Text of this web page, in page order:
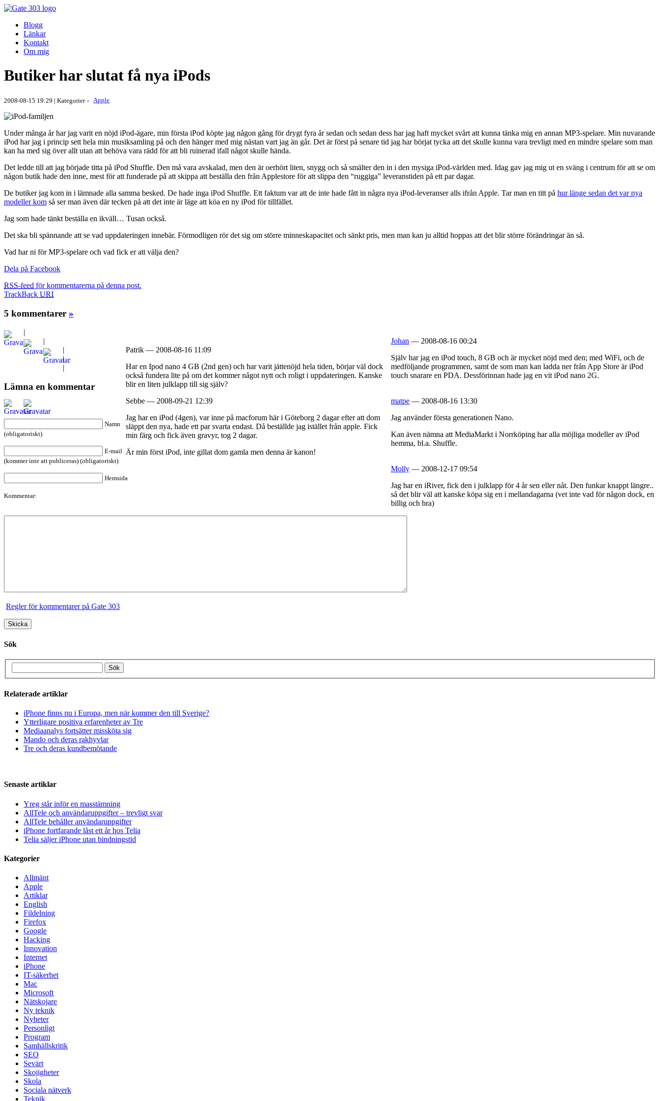
Blogg
Länkar
Kontakt
Om mig
Butiker har slutat få nya iPods
2008-08-15 19:29 | Kategorier» Apple
Under många år har jag varit en nöjd iPod-ägare, min första iPod köpte jag någon gång för drygt fyra år sedan och sedan dess har jag haft mycket svårt att kunna tänka mig en annan MP3-spelare. Min nuvarande
iPod har jag i princip sett hela min musiksamling på och den hänger med mig nästan vart jag än går. Det är först på senare tid jag har börjat tycka att det skulle kunna vara trevligt med en mindre spelare som man
kan ha med sig över allt utan att behöva vara rädd för att bli ruinerad ifall något skulle hända.
Det ledde till att jag började titta på iPod Shuffle. Den må vara avskalad, men den är oerhört liten, snygg och så smälter den in i den mysiga iPod-världen med. Idag gav jag mig ut en sväng i centrum för att se om
någon butik hade den inne, mest för att funderade på att skippa att beställa den från Applestore för att slippa den “ruggiga” leveranstiden på ett par dagar.
De butiker jag kom in i lämnade alla samma besked. De hade inga iPod Shuffle. Ett faktum var att de inte hade fått in några nya iPod-leveranser alls ifrån Apple. Tar man en titt på hur länge sedan det var nya
modeller kom så ser man även där tecken på att det inte är läge att köa en ny iPod för tillfället.
Jag som hade tänkt beställa en ikväll… Tusan också.
Det ska bli spännande att se vad uppdateringen innebär. Förmodligen rör det sig om större minneskapacitet och sänkt pris, men man kan ju alltid hoppas att det blir större förändringar än så.
Vad har ni för MP3-spelare och vad fick er att välja den?
Dela på Facebook
RSS-feed för kommentarerna på denna post.
TrackBack URI
5 kommentarer »
|
Johan — 2008-08-16 00:24
Själv har jag en iPod touch, 8 GB och är mycket nöjd med den; med WiFi, och de
medföljande programmen, samt de som man kan ladda ner från App Store är iPod
touch snarare en PDA. Dessförinnan hade jag en vit iPod nano 2G.
|
Patrik — 2008-08-16 11:09
Har en Ipod nano 4 GB (2nd gen) och har varit jättenöjd hela tiden, börjar väl dock
också fundera lite på om det kommer något nytt och roligt i uppdateringen. Kanske
blir en liten julklapp till sig själv?
|
matpe — 2008-08-16 13:30
Jag använder första generationen Nano.
Kan även nämna att MediaMarkt i Norrköping har alla möjliga modeller av iPod
hemma, bl.a. Shuffle.
|
Sebbe — 2008-09-21 12:39
Jag har en iPod (4gen), var inne på macforum här i Göteborg 2 dagar efter att dom
släppt den nya, hade ett par svarta endast. Då beställde jag istället från apple. Fick
min färg och fick även gravyr, tog 2 dagar.
Är min först iPod, inte gillat dom gamla men denna är kanon!
|
Molly — 2008-12-17 09:54
Jag har en iRiver, fick den i julklapp för 4 år sen eller nåt. Den funkar knappt längre..
så det blir väl att kanske köpa sig en i mellandagarna (vet inte vad för någon dock, en
billig och bra)
Lämna en kommentar
Namn
(obligatoriskt)
E-mail
(kommer inte att publiceras) (obligatoriskt)
Hemsida
Kommentar:
Regler för kommentarer på Gate 303
Sök
Relaterade artiklar
iPhone finns nu i Europa, men när kommer den till Sverige?
Ytterligare positiva erfarenheter av Tre
Mediaanalys fortsätter missköta sig
Mando och deras rakhyvlar
Tre och deras kundbemötande
Senaste artiklar
Yreg står inför en masstämning
AllTele och användaruppgifter – trevligt svar
AllTele behåller användaruppgifter
iPhone fortfarande låst ett år hos Telia
Telia säljer iPhone utan bindningstid
Kategorier
Allmänt
Apple
Artiklar
English
Fildelning
Firefox
Google
Hacking
Innovation
Internet
iPhone
IT-säkerhet
Mac
Microsoft
Nätskojare
Ny teknik
Nyheter
Personligt
Program
Samhällskritik
SEO
Sevärt
Skojigheter
Skola
Sociala nätverk
Teknik